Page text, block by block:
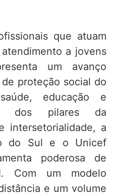
que atuam
a jovens
um avanço
proteção social do
educação e
dos pilares da
intersetorialidade, a
do Sul e o Unicef
poderosa de
Com um modelo
e um volume